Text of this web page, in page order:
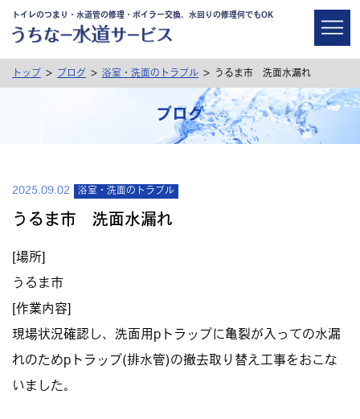
トイレのつまり・水道管の修理・ボイラー交換、水回りの修理何でもOK
トップ > ブログ > 浴室・洗面のトラブル > うるま市 洗面水漏れ
ブログ
2025.09.02 浴室・洗面のトラブル
うるま市 洗面水漏れ
[場所]
うるま市
[作業内容]
現場状況確認し、洗面用pトラップに亀裂が入っての水漏
れのためpトラップ(排水管)の撤去取り替え工事をおこな
いました。